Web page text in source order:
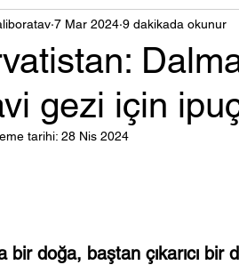
Deniz Yazıları AB Mavi Kart
Seyir Yazıları AB Portreler
gezi için
7 Mar 2024 9 dakikada okunur
tarihi: 28 Nis 2024
bir doğa, baştan çıkarıcı